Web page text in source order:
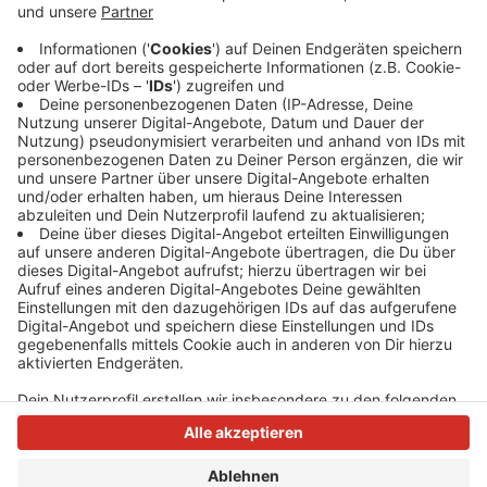
Das Geld wird zur Pflege und Instandhaltung
deutscher Kriegsgräber verwendet; außerdem zur
Förderung der internationalen Jugendarbeit im
europäischen Ausland.
Anzeige
Anzeige